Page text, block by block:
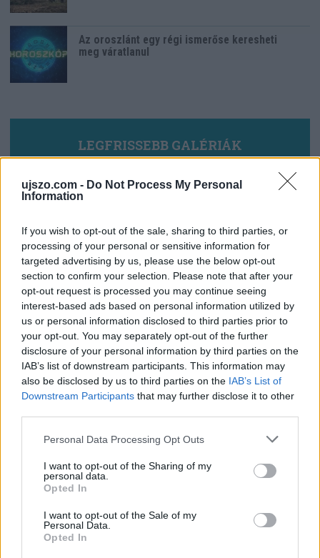
ujszo.com - Do Not Process My Personal
Information
If you wish to opt-out of the sale, sharing to third parties, or
processing of your personal or sensitive information for
targeted advertising by us, please use the below opt-out
section to confirm your selection. Please note that after your
opt-out request is processed you may continue seeing
interest-based ads based on personal information utilized by
us or personal information disclosed to third parties prior to
your opt-out. You may separately opt-out of the further
disclosure of your personal information by third parties on the
IAB’s list of downstream participants. This information may
also be disclosed by us to third parties on the IAB’s List of
Downstream Participants that may further disclose it to other
Please note that this website/app uses one or more Google
not limited to your visit or usage behaviour. You may click to
grant or deny consent to Google and its third-party tags to
use your data for below specified purposes in below Google
consent section.
Personal Data Processing Opt Outs
I want to opt-out of the Sharing of my
personal data.
Opted In
I want to opt-out of the Sale of my
Personal Data.
Opted In
Az oroszlánt egy régi ismerőse keresheti
meg váratlanul
LEGFRISSEBB GALÉRIÁK
Már látható jelei vannak az autópálya
bővítésének (GALÉRIA)